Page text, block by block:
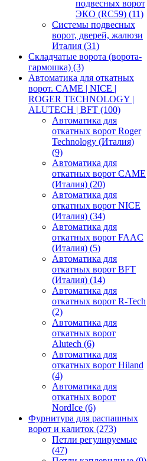
подвесных ворот
ЭКО (RC59) (11)
Системы подвесных
ворот, дверей, жалюзи
Италия (31)
Складчатые ворота (ворота-
гармошка) (3)
Автоматика для откатных
ворот. CAME | NICE |
ROGER TECHNOLOGY |
ALUTECH | BFT (100)
Автоматика для
откатных ворот Roger
Technology (Италия)
(9)
Автоматика для
откатных ворот CAME
(Италия) (20)
Автоматика для
откатных ворот NICE
(Италия) (34)
Автоматика для
откатных ворот FAAC
(Италия) (5)
Автоматика для
откатных ворот BFT
(Италия) (14)
Автоматика для
откатных ворот R-Tech
(2)
Автоматика для
откатных ворот
Alutech (6)
Автоматика для
откатных ворот Hiland
(4)
Автоматика для
откатных ворот
NordIce (6)
Фурнитура для распашных
ворот и калиток (273)
Петли регулируемые
(47)